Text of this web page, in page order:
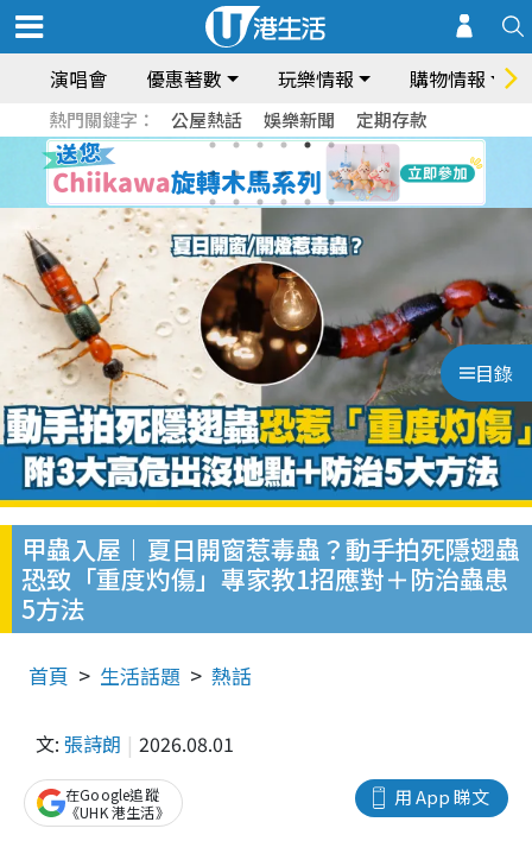
演唱會 優惠著數 玩樂情報 購物情報
熱門關鍵字： 公屋熱話 娛樂新聞 定期存款
目錄
甲蟲入屋︱夏日開窗惹毒蟲？動手拍死隱翅蟲
恐致「重度灼傷」專家教1招應對＋防治蟲患
5方法
首頁 生活話題 熱話
文: 張詩朗 2026.08.01
用 App 睇文
在Google追蹤
《UHK 港生活》